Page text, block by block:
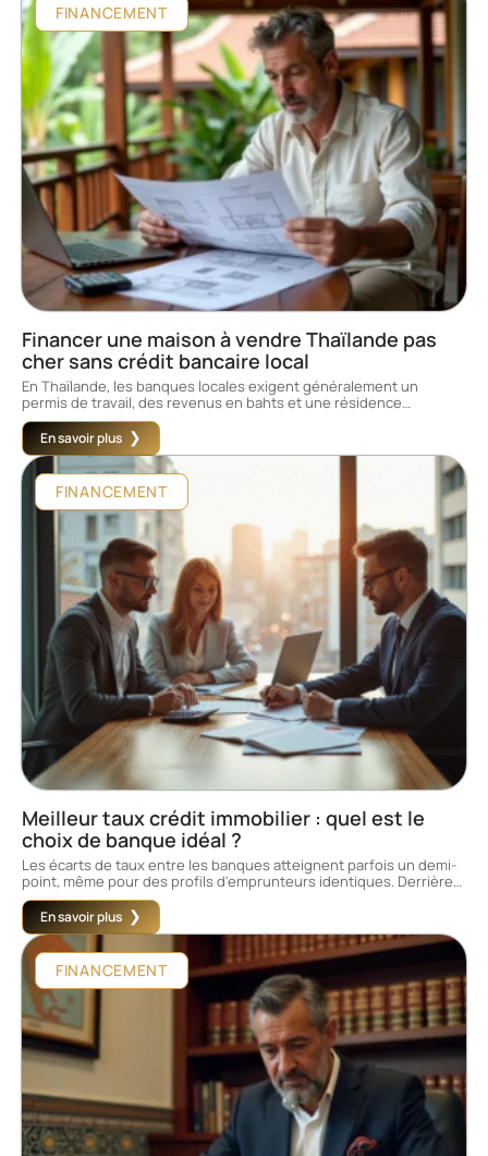
FINANCEMENT
Financer une maison à vendre Thaïlande pas
cher sans crédit bancaire local
En Thaïlande, les banques locales exigent généralement un
permis de travail, des revenus en bahts et une résidence…
En savoir plus
FINANCEMENT
Meilleur taux crédit immobilier : quel est le
choix de banque idéal ?
Les écarts de taux entre les banques atteignent parfois un demi-
point, même pour des profils d'emprunteurs identiques. Derrière…
En savoir plus
FINANCEMENT